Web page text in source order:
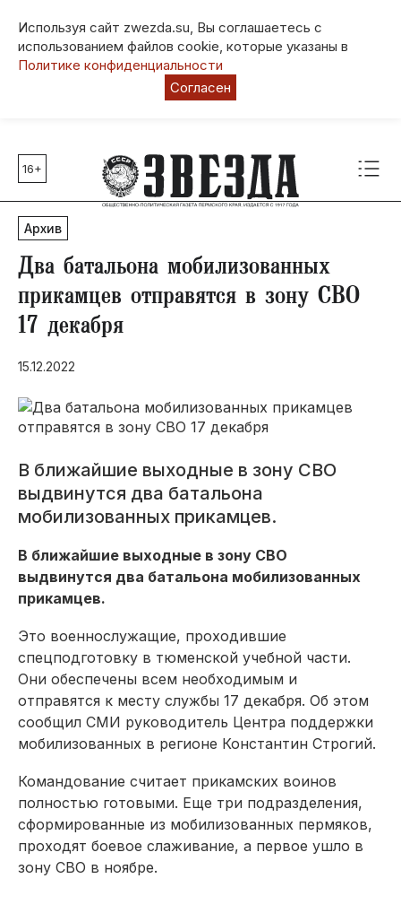
Используя сайт zwezda.su, Вы соглашаетесь с
использованием файлов cookie, которые указаны в
Политике конфиденциальности
Согласен
Главные темы
80 лет Победы
Молодежная столица РФ
СВО
Выборы в Пермском крае
Социальная поддержка
Инфраструктура
Благоустройство
16+
Архив
Два батальона мобилизованных
прикамцев отправятся в зону СВО
17 декабря
15.12.2022
В ближайшие выходные в зону СВО
выдвинутся два батальона
мобилизованных прикамцев.
В ближайшие выходные в зону СВО
выдвинутся два батальона мобилизованных
прикамцев.
Это военнослужащие, проходившие
спецподготовку в тюменской учебной части.
Они обеспечены всем необходимым и
отправятся к месту службы 17 декабря. Об этом
сообщил СМИ руководитель Центра поддержки
мобилизованных в регионе Константин Строгий.
Командование считает прикамских воинов
полностью готовыми. Еще три подразделения,
сформированные из мобилизованных пермяков,
проходят боевое слаживание, а первое ушло в
зону СВО в ноябре.